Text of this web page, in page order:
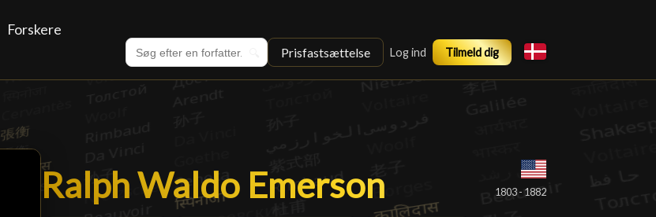
Forskere
Prisfastsættelse Log ind Tilmeld dig
Ralph Waldo Emerson
Ralph Waldo Emerson 1803 - 1882